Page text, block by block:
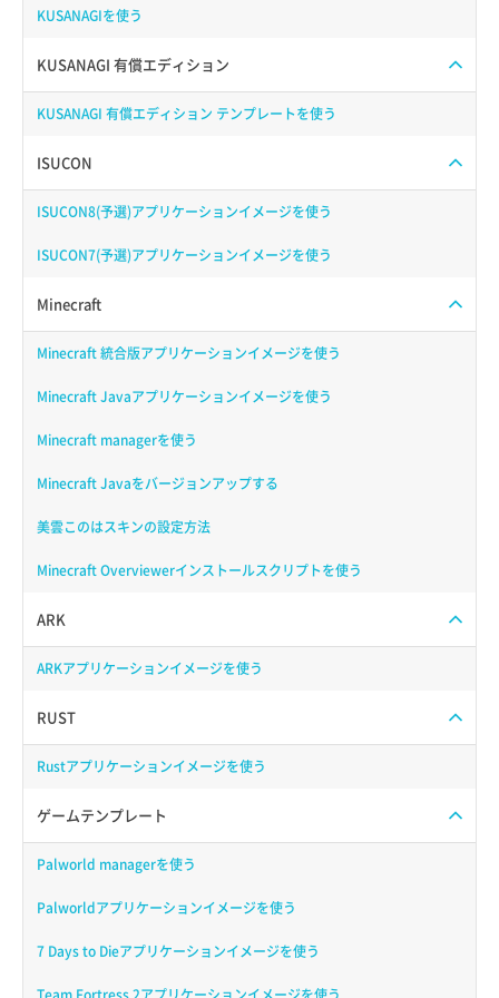
KUSANAGIを使う
KUSANAGI 有償エディション
KUSANAGI 有償エディション テンプレートを使う
ISUCON
ISUCON8(予選)アプリケーションイメージを使う
ISUCON7(予選)アプリケーションイメージを使う
Minecraft
Minecraft 統合版アプリケーションイメージを使う
Minecraft Javaアプリケーションイメージを使う
Minecraft managerを使う
Minecraft Javaをバージョンアップする
美雲このはスキンの設定方法
Minecraft Overviewerインストールスクリプトを使う
ARK
ARKアプリケーションイメージを使う
RUST
Rustアプリケーションイメージを使う
ゲームテンプレート
Palworld managerを使う
Palworldアプリケーションイメージを使う
7 Days to Dieアプリケーションイメージを使う